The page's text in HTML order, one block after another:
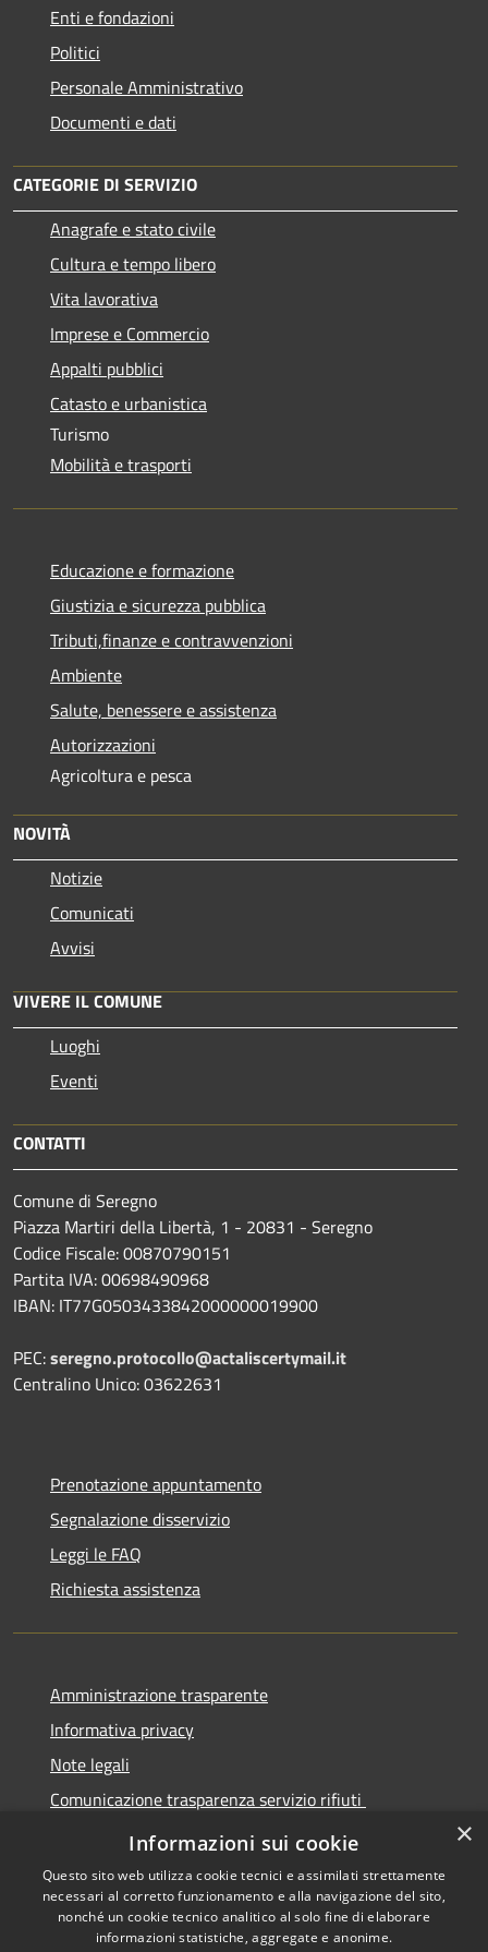
Enti e fondazioni
Politici
Personale Amministrativo
Documenti e dati
CATEGORIE DI SERVIZIO
Anagrafe e stato civile
Cultura e tempo libero
Vita lavorativa
Imprese e Commercio
Appalti pubblici
Catasto e urbanistica
Turismo
Mobilità e trasporti
Educazione e formazione
Giustizia e sicurezza pubblica
Tributi,finanze e contravvenzioni
Ambiente
Salute, benessere e assistenza
Autorizzazioni
Agricoltura e pesca
NOVITÀ
Notizie
Comunicati
Avvisi
VIVERE IL COMUNE
Luoghi
Eventi
CONTATTI
Comune di Seregno
Piazza Martiri della Libertà, 1 - 20831 - Seregno
Codice Fiscale: 00870790151
Partita IVA: 00698490968
IBAN: IT77G0503433842000000019900
PEC:seregno.protocollo@actaliscertymail.it
Centralino Unico: 03622631
Prenotazione appuntamento
Segnalazione disservizio
Leggi le FAQ
Richiesta assistenza
Amministrazione trasparente
Informativa privacy
Note legali
Comunicazione trasparenza servizio rifiuti
Dichiarazione di accessibilità
Copyright © 2026 • Città di
×
Informazioni sui cookie
Questo sito web utilizza cookie tecnici e assimilati strettamente
necessari al corretto funzionamento e alla navigazione del sito,
nonché un cookie tecnico analitico al solo fine di elaborare
informazioni statistiche, aggregate e anonime.